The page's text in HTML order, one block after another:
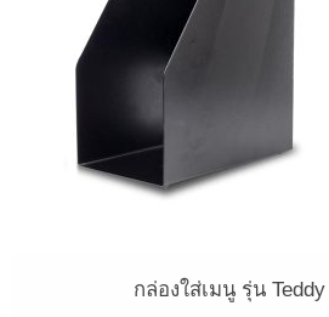
กล่องใส่เมนู รุ่น